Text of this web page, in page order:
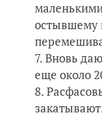
остывшему
Вновь
еще около